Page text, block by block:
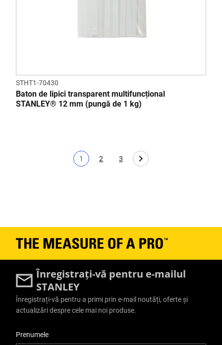
STHT1-70430
Baton de lipici transparent multifuncțional
STANLEY® 12 mm (pungă de 1 kg)
Pagina curentă
1
Page
2
Page
3
Înregistrați-vă pentru e-mailul
STANLEY
Înregistrați-vă pentru a primi prin e-mail noutăți, oferte și
actualizări despre cele mai noi produse.
Prenumele